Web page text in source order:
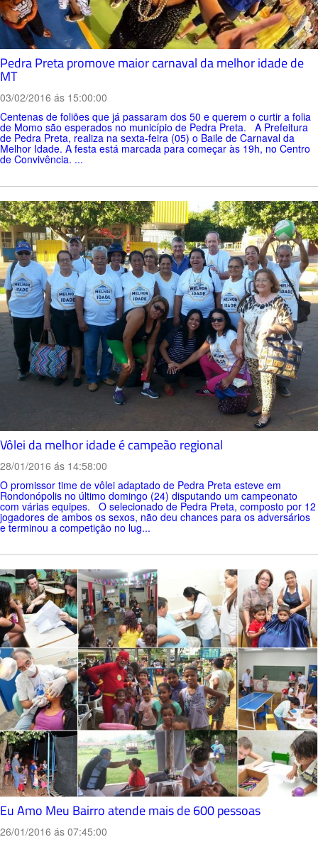
Pedra Preta promove maior carnaval da melhor idade de
MT
03/02/2016 ás 15:00:00
Centenas de foliões que já passaram dos 50 e querem o curtir a folia
de Momo são esperados no município de Pedra Preta. A Prefeitura
de Pedra Preta, realiza na sexta-feira (05) o Baile de Carnaval da
Melhor Idade. A festa está marcada para começar às 19h, no Centro
de Convivência. ...
Vôlei da melhor idade é campeão regional
28/01/2016 ás 14:58:00
O promissor time de vôlei adaptado de Pedra Preta esteve em
Rondonópolis no último domingo (24) disputando um campeonato
com várias equipes. O selecionado de Pedra Preta, composto por 12
jogadores de ambos os sexos, não deu chances para os adversários
e terminou a competição no lug...
Eu Amo Meu Bairro atende mais de 600 pessoas
26/01/2016 ás 07:45:00